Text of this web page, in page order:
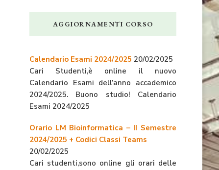
AGGIORNAMENTI CORSO
Calendario Esami 2024/2025 20/02/2025
Cari Studenti,è online il nuovo
Calendario Esami dell’anno accademico
2024/2025. Buono studio! Calendario
Esami 2024/2025
Orario LM Bioinformatica – II Semestre
2024/2025 + Codici Classi Teams
20/02/2025
Cari studenti,sono online gli orari delle